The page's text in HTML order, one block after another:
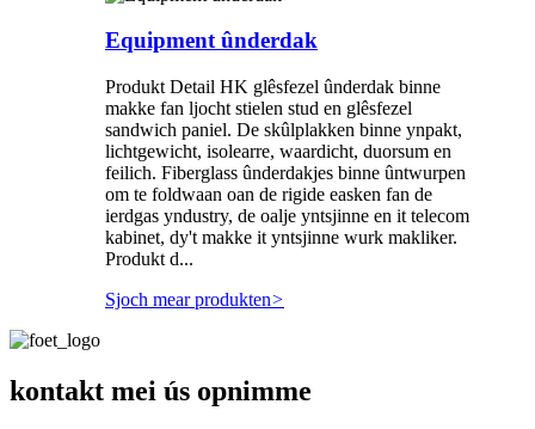
Equipment ûnderdak
Produkt Detail HK glêsfezel ûnderdak binne
makke fan ljocht stielen stud en glêsfezel
sandwich paniel. De skûlplakken binne ynpakt,
lichtgewicht, isolearre, waardicht, duorsum en
feilich. Fiberglass ûnderdakjes binne ûntwurpen
om te foldwaan oan de rigide easken fan de
ierdgas yndustry, de oalje yntsjinne en it telecom
kabinet, dy't makke it yntsjinne wurk makliker.
Produkt d...
Sjoch mear produkten>
kontakt mei ús opnimme